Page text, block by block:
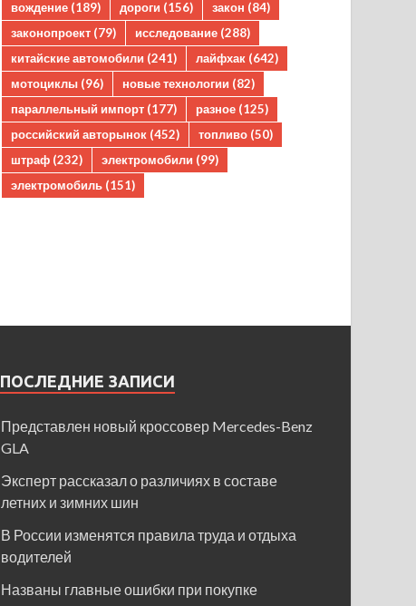
вождение (189) дороги (156) закон (84)
законопроект (79) исследование (288)
китайские автомобили (241) лайфхак (642)
мотоциклы (96) новые технологии (82)
параллельный импорт (177) разное (125)
российский авторынок (452) топливо (50)
штраф (232) электромобили (99)
электромобиль (151)
ПОСЛЕДНИЕ ЗАПИСИ
Представлен новый кроссовер Mercedes-Benz
GLA
Эксперт рассказал о различиях в составе
летних и зимних шин
В России изменятся правила труда и отдыха
водителей
Названы главные ошибки при покупке